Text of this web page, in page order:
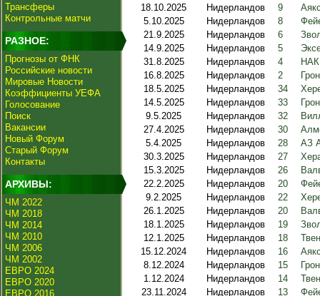
Трансферы
Контрольные матчи
РАЗНОЕ:
Прогнозы от ФНК
Российские новости
Мировые Новости
Коэффициенты УЕФА
Голосование
Поиск
Вакансии
Новый Форум
Старый Форум
Контакты
АРХИВЫ:
ЧМ 2022
ЧМ 2018
ЧМ 2014
ЧМ 2010
ЧМ 2006
ЧМ 2002
ЕВРО 2024
ЕВРО 2020
ЕВРО 2016
18.10.2025
Нидерландов 9
5.10.2025
Нидерландов 8
21.9.2025
Нидерландов 6
14.9.2025
Нидерландов 5
31.8.2025
Нидерландов 4
16.8.2025
Нидерландов 2
18.5.2025
Нидерландов 34
14.5.2025
Нидерландов 33
9.5.2025
Нидерландов 32
27.4.2025
Нидерландов 30
5.4.2025
Нидерландов 28
АЗ
30.3.2025
Нидерландов 27
15.3.2025
Нидерландов 26
22.2.2025
Нидерландов 20
9.2.2025
Нидерландов 22
26.1.2025
Нидерландов 20
18.1.2025
Нидерландов 19
12.1.2025
Нидерландов 18
15.12.2024
Нидерландов 16
8.12.2024
Нидерландов 15
1.12.2024
Нидерландов 14
23.11.2024
Нидерландов 13